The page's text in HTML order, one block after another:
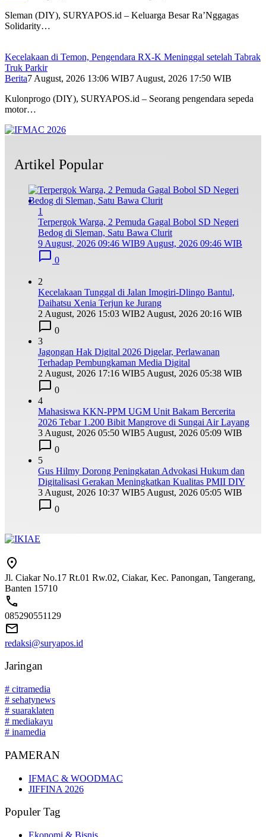
Sleman (DIY), SURYAPOS.id – Keluarga Besar Ra’Nggagas
Solidarity…
Kecelakaan di Temon, Pengendara RX-K Meninggal setelah Tabrak
Truk Parkir
Berita7 August, 2026 13:06 WIB7 August, 2026 17:50 WIB
Kulonprogo (DIY), SURYAPOS.id – Seorang pengendara sepeda
motor…
Artikel Popular
1
Terpergok Warga, 2 Pemuda Gagal Bobol SD Negeri
Bedog di Sleman, Satu Bawa Clurit
9 August, 2026 09:46 WIB9 August, 2026 09:46 WIB
0
2
Kecelakaan Tunggal di Jalan Imogiri-Dlingo Bantul,
Daihatsu Xenia Terjun ke Jurang
2 August, 2026 15:03 WIB2 August, 2026 20:16 WIB
0
3
Jagongan Hak Digital 2026 Digelar, Perlawanan
Terhadap Pembungkaman Media Digital
2 August, 2026 17:16 WIB5 August, 2026 05:38 WIB
0
4
Mahasiswa KKN-PPM UGM Unit Bakam Bercerita
2026 Tebar 1.200 Bibit Mangrove di Sungai Air Layang
3 August, 2026 05:50 WIB5 August, 2026 05:09 WIB
0
5
Gus Hilmy Dorong Peningkatan Advokasi Hukum dan
Digitalisasi Gerakan Meningkatkan Kualitas PMII DIY
3 August, 2026 10:37 WIB5 August, 2026 05:05 WIB
0
Jl. Ciakar No.17 Rt.01 Rw.02, Ciakar, Kec. Panongan, Tangerang,
Banten 15710
085290551129
redaksi@suryapos.id
Jaringan
# citramedia
# sehatynews
# suaraklaten
# mediakayu
# inamedia
PAMERAN
IFMAC & WOODMAC
JIFFINA 2026
Populer Tag
Ekonomi & Bisnis